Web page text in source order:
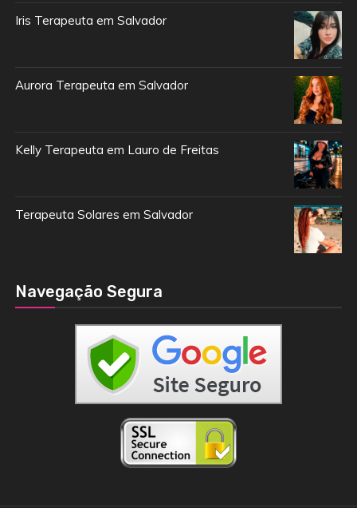
Iris Terapeuta em Salvador
Aurora Terapeuta em Salvador
Kelly Terapeuta em Lauro de Freitas
Terapeuta Solares em Salvador
Navegação Segura